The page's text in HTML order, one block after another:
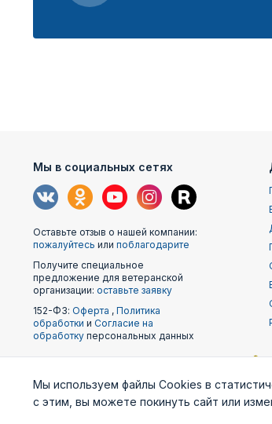
Мы в социальных сетях
Оставьте отзыв о нашей компании:
пожалуйтесь или поблагодарите
Получите специальное
предложение для ветеранской
организации: оставьте заявку
152-ФЗ: Оферта , Политика
обработки и Согласие на
обработку персональных данных
Наши
партнеры
Министерство
Генштаб
Мы используем файлы Cookies в
с этим, вы можете покинуть сайт или